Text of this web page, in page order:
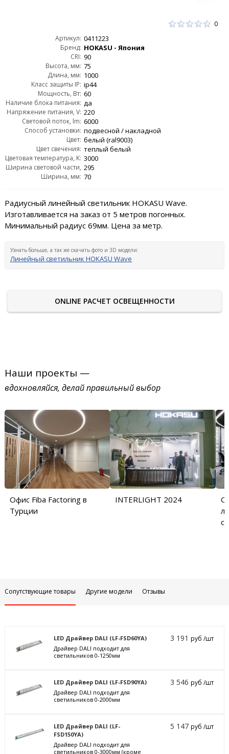
0
Артикул: 0411223
Бренд: HOKASU - Япония
CRI: 90
Высота, мм: 75
Длина, мм: 1000
Класс защиты IP: ip44
Мощность, Вт: 60
Наличие блока питания: да
Напряжение питания, V: 220
Световой поток, lm: 6000
Способ установки: подвесной / накладной
Цвет: белый (ral9003)
Цвет свечения: теплый белый
Цветовая температура, K: 3000
Ширина световой части,
мм:
295
Ширина, мм: 70
Радиусный линейный светильник HOKASU Wave.
Изготавливается на заказ от 5 метров погонных.
Минимальный радиус 69мм. Цена за метр.
Узнать больше, а так же скачать фото и 3D модели:
Линейный светильник HOKASU Wave
ONLINE РАСЧЕТ ОСВЕЩЕННОСТИ
Наши проекты —
вдохновляйся, делай правильный выбор
Офис Fiba Factoring в
Турции
INTERLIGHT 2024
Сопутствующие товары Другие модели Отзывы
LED Драйвер DALI (LF-FSD60YA)
Драйвер DALI подходит для
светильников 0-1250мм
3 191руб /шт
LED Драйвер DALI (LF-FSD90YA)
Драйвер DALI подходит для
светильников 0-2000мм
3 546руб /шт
LED Драйвер DALI (LF-
FSD150YA)
Драйвер DALI подходит для
светильников 0-3000мм (кроме
5 147руб /шт